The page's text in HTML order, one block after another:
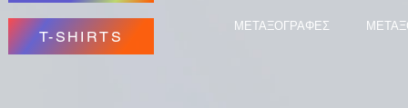
T-SHIRTS
ΜΕΤΑΞΟΓΡΑΦΕΣ